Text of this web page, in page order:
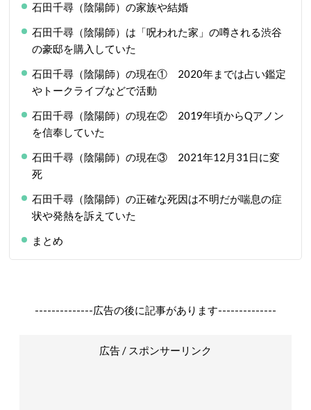
石田千尋（陰陽師）の家族や結婚
石田千尋（陰陽師）は「呪われた家」の噂される渋谷
の豪邸を購入していた
石田千尋（陰陽師）の現在① 2020年までは占い鑑定
やトークライブなどで活動
石田千尋（陰陽師）の現在② 2019年頃からQアノン
を信奉していた
石田千尋（陰陽師）の現在③ 2021年12月31日に変
死
石田千尋（陰陽師）の正確な死因は不明だが喘息の症
状や発熱を訴えていた
まとめ
--------------広告の後に記事があります--------------
広告 / スポンサーリンク